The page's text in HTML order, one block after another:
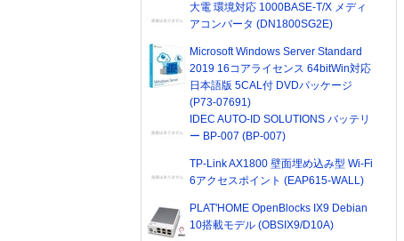
大電 環境対応 1000BASE-T/X メディ
アコンバータ (DN1800SG2E)
Microsoft Windows Server Standard
2019 16コアライセンス 64bitWin対応
日本語版 5CAL付 DVDパッケージ
(P73-07691)
IDEC AUTO-ID SOLUTIONS バッテリ
ー BP-007 (BP-007)
TP-Link AX1800 壁面埋め込み型 Wi-Fi
6アクセスポイント (EAP615-WALL)
PLAT'HOME OpenBlocks IX9 Debian
10搭載モデル (OBSIX9/D10A)